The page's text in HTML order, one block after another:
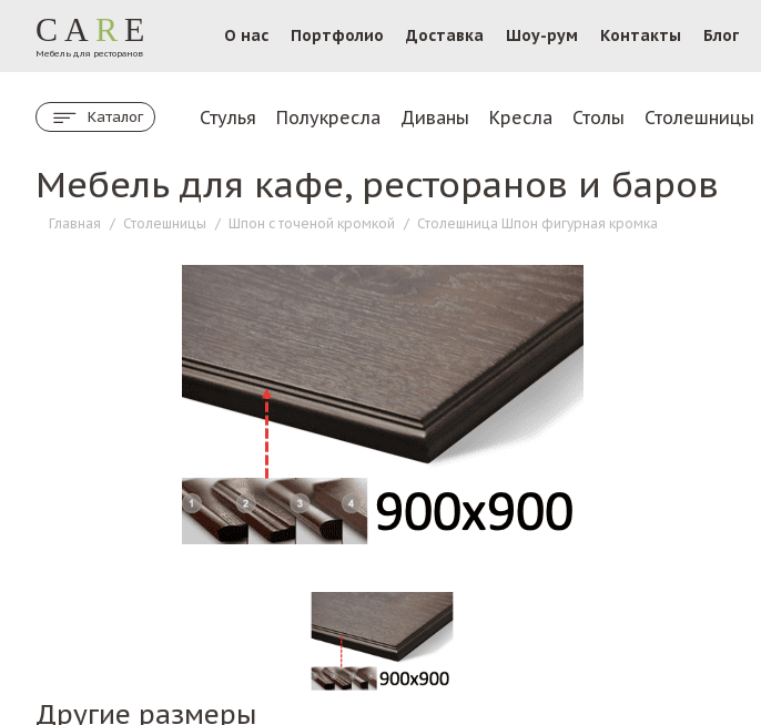
CA R E
Мебель для ресторанов
О нас Портфолио Доставка Шоу-рум Контакты Блог
Каталог Стулья Полукресла Диваны Кресла Столы Столешницы
Мебель для кафе, ресторанов и баров
Главная / Столешницы / Шпон с точеной кромкой / Столешница Шпон фигурная кромка
Другие размеры